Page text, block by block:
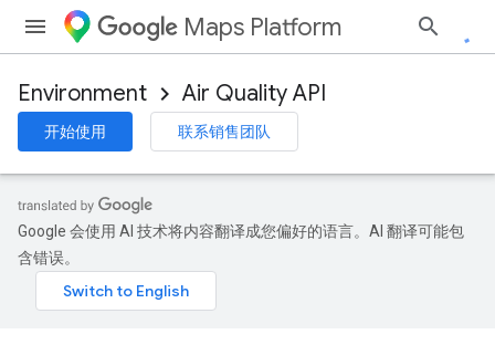
Maps Platform
Environment Air Quality API
开始使用 联系销售团队
Google 会使用 AI 技术将内容翻译成您偏好的语言。AI 翻译可能包
含错误。